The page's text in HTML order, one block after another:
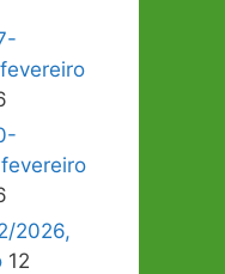
2026,
12